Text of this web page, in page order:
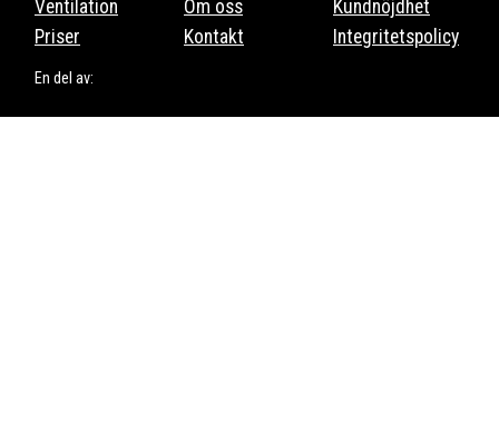
Ventilation
Priser
Om oss
Kontakt
Kundnöjdhet
Integritetspolicy
En del av: